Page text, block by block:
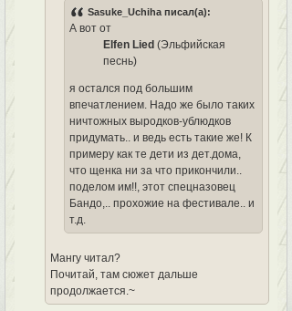
Sasuke_Uchiha писал(а):
А вот от
Elfen Lied (Эльфийская
песнь)
я остался под большим
впечатлением. Надо же было таких
ничтожных выродков-ублюдков
придумать.. и ведь есть такие же! К
примеру как те дети из дет.дома,
что щенка ни за что прикончили..
поделом им!!, этот спецназовец
Бандо,.. прохожие на фестивале.. и
т.д.
Мангу читал?
Почитай, там сюжет дальше
продолжается.~